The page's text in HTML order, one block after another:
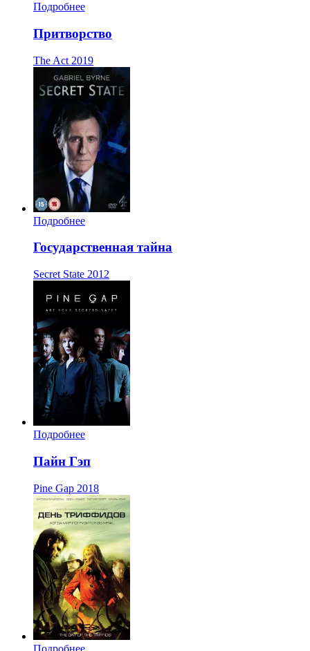
Подробнее
Притворство
The Act 2019
Подробнее
Государственная тайна
Secret State 2012
Подробнее
Пайн Гэп
Pine Gap 2018
Подробнее